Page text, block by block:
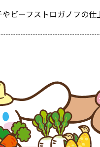
ビーフストロガノフの仕